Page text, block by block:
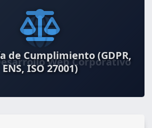
de Cumplimiento (GDPR,
ENS, ISO 27001)